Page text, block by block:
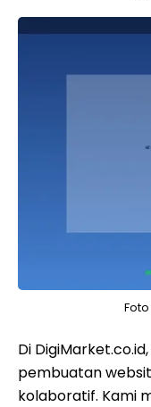
Di
pembuatan
kolaboratif. Kami